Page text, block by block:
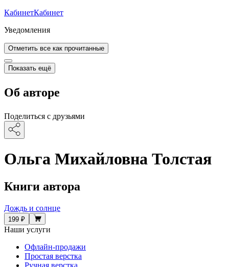
КабинетКабинет
Уведомления
Отметить все как прочитанные
Показать ещё
Об авторе
Поделиться с друзьями
Ольга Михайловна Толстая
Книги автора
Дождь и солнце
199 ₽
Наши услуги
Офлайн-продажи
Простая верстка
Ручная верстка